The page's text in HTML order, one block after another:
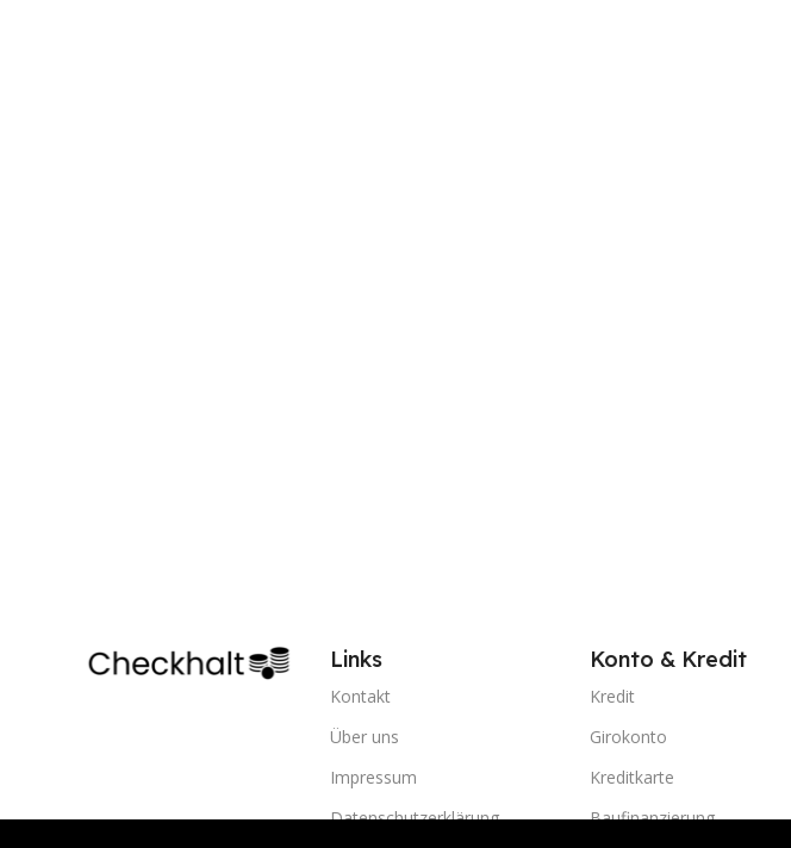
Links
Kontakt
Über uns
Impressum
Datenschutzerklärung
Konto & Kredit
Kredit
Girokonto
Kreditkarte
Baufinanzierung